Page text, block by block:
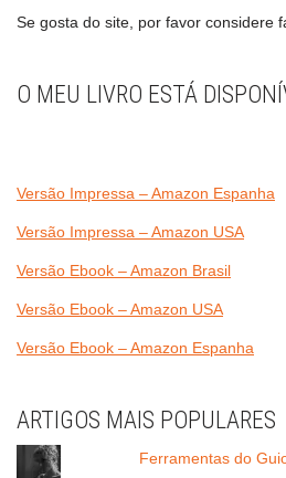
Se gosta do site, por favor considere
O MEU LIVRO ESTÁ
Versão Impressa – Amazon Espanha
Versão Impressa – Amazon USA
Versão Ebook – Amazon Brasil
Versão Ebook – Amazon USA
Versão Ebook – Amazon Espanha
ARTIGOS MAIS POPULARES
Ferramentas do